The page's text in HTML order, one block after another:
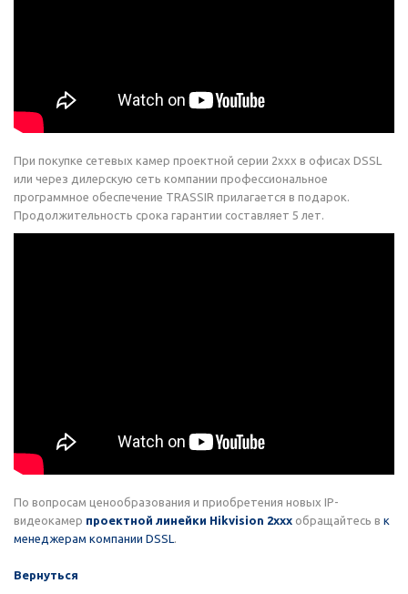
При покупке сетевых камер проектной серии 2xxx в офисах DSSL
или через дилерскую сеть компании профессиональное
программное обеспечение TRASSIR прилагается в подарок.
Продолжительность срока гарантии составляет 5 лет.
По вопросам ценообразования и приобретения новых IP-
видеокамер проектной линейки Hikvision 2xxx обращайтесь в к
менеджерам компании DSSL.
Вернуться